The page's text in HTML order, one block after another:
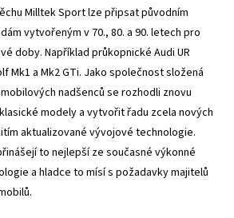
Milltek Sport lze připsat původním
vytvořeným v 70., 80. a 90. letech pro
doby. Například průkopnické Audi UR
Mk1 a Mk2 GTi. Jako společnost složená
nadšenců se rozhodli znovu
modely a vytvořit řadu zcela nových
aktualizované vývojové technologie.
to nejlepší ze současné výkonné
a hladce to mísí s požadavky majitelů